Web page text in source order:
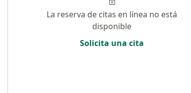
La reserva de citas en línea no está
disponible
Solicita una cita